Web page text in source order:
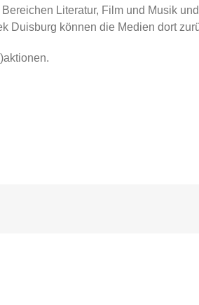
Literatur, Film und Musik
Duisburg können die Medien dort